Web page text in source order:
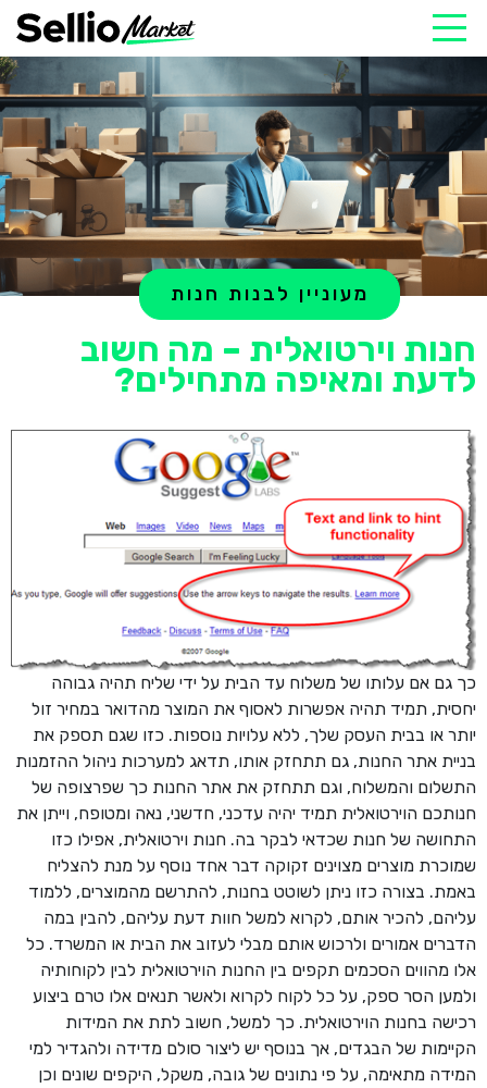
חנות וירטואלית – מה חשוב
לדעת ומאיפה מתחילים?
מעוניין לבנות חנות
כך גם אם עלותו של משלוח עד הבית על ידי שליח תהיה גבוהה
יחסית, תמיד תהיה אפשרות לאסוף את המוצר מהדואר במחיר זול
יותר או בבית העסק שלך, ללא עלויות נוספות. כזו שגם תספק את
בניית אתר החנות, גם תתחזק אותו, תדאג למערכות ניהול ההזמנות
התשלום והמשלוח, וגם תתחזק את אתר החנות כך שפרצופה של
חנותכם הוירטואלית תמיד יהיה עדכני, חדשני, נאה ומטופח, וייתן את
התחושה של חנות שכדאי לבקר בה. חנות וירטואלית, אפילו כזו
שמוכרת מוצרים מצוינים זקוקה דבר אחד נוסף על מנת להצליח
באמת. בצורה כזו ניתן לשוטט בחנות, להתרשם מהמוצרים, ללמוד
עליהם, להכיר אותם, לקרוא למשל חוות דעת עליהם, להבין במה
הדברים אמורים ולרכוש אותם מבלי לעזוב את הבית או המשרד. כל
אלו מהווים הסכמים תקפים בין החנות הוירטואלית לבין לקוחותיה
ולמען הסר ספק, על כל לקוח לקרוא ולאשר תנאים אלו טרם ביצוע
רכישה בחנות הוירטואלית. כך למשל, חשוב לתת את המידות
הקיימות של הבגדים, אך בנוסף יש ליצור סולם מדידה ולהגדיר למי
המידה מתאימה, על פי נתונים של גובה, משקל, היקפים שונים וכן